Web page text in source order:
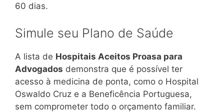
60 dias.
Simule seu Plano de Saúde
A lista de Hospitais Aceitos Proasa para
Advogados demonstra que é possível ter
acesso à medicina de ponta, como o Hospital
Oswaldo Cruz e a Beneficência Portuguesa,
sem comprometer todo o orçamento familiar.